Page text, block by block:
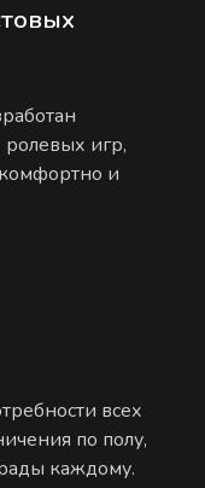
игр,
и
всех
по полу,
каждому.